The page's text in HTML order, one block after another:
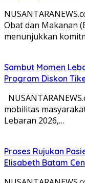
Obat dan Makanan
menunjukkan
Sambut Momen
Program Diskon
mobilitas
Lebaran 2026,…
Proses Rujukan
Elisabeth Batam